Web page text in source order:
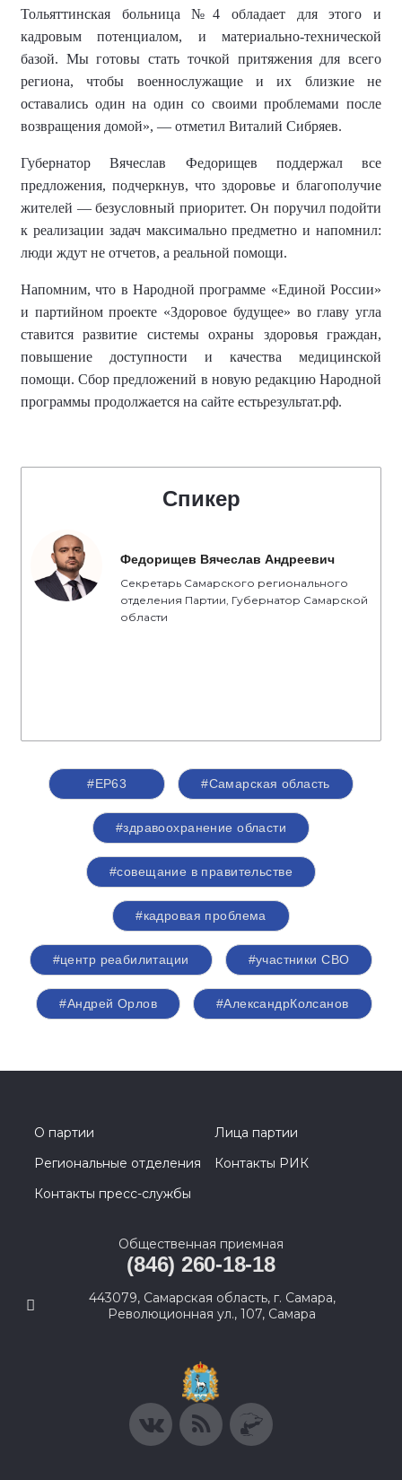
Тольяттинская больница №4 обладает для этого и
кадровым потенциалом, и материально-технической
базой. Мы готовы стать точкой притяжения для всего
региона, чтобы военнослужащие и их близкие не
оставались один на один со своими проблемами после
возвращения домой», — отметил Виталий Сибряев.
Губернатор Вячеслав Федорищев поддержал все
предложения, подчеркнув, что здоровье и благополучие
жителей — безусловный приоритет. Он поручил подойти
к реализации задач максимально предметно и напомнил:
люди ждут не отчетов, а реальной помощи.
Напомним, что в Народной программе «Единой России»
и партийном проекте «Здоровое будущее» во главу угла
ставитсяразвитие системы охраны здоровья граждан,
повышение доступности и качества медицинской
помощи. Сбор предложений в новую редакцию Народной
программы продолжается на сайте естьрезультат.рф.
Спикер
Федорищев Вячеслав Андреевич
Секретарь Самарского регионального
отделения Партии, Губернатор Самарской
области
#ЕР63 #Самарская область
#здравоохранение области
#совещание в правительстве
#кадровая проблема
#центр реабилитации #участники СВО
#Андрей Орлов #АлександрКолсанов
О партии
Лица партии
Региональные отделения
Контакты РИК
Контакты пресс-службы
Общественная приемная
(846) 260-18-18
443079, Самарская область, г. Самара,
Революционная ул., 107, Самара